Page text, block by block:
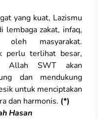
yang kuat, Lazismu
lembaga zakat, infaq,
oleh masyarakat.
perlu terlihat besar,
Allah SWT akan
dan mendukung
untuk menciptakan
dan harmonis. (*)
Hasan